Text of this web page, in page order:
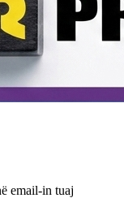
email-in tuaj